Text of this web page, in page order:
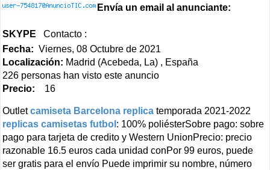
Envía un email al anunciante:
SKYPE Contacto :
Fecha: Viernes, 08 Octubre de 2021
Localización: Madrid (Acebeda, La) , España
226 personas han visto este anuncio
Precio: 16
Outletcamiseta Barcelona replica temporada 2021-2022
replicas camisetas futbol : 100% poliésterSobre pago: sobre
pago para tarjeta de credito y Western UnionPrecio: precio
razonable 16.5 euros cada unidad conPor 99 euros, puede
ser gratis para el envío Puede imprimir su nombre, número